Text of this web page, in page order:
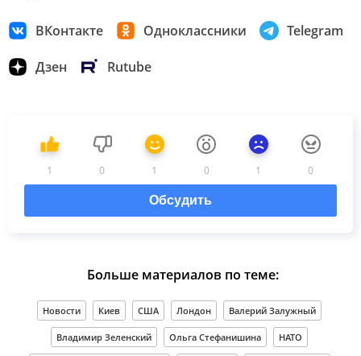
ВКонтакте Одноклассники Telegram
Дзен Rutube
1 0 1 0 1 0
Обсудить
Больше материалов по теме:
Новости Киев США Лондон Валерий Залужный
Владимир Зеленский Ольга Стефанишина НАТО